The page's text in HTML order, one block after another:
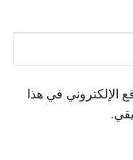
الإلكتروني في هذا